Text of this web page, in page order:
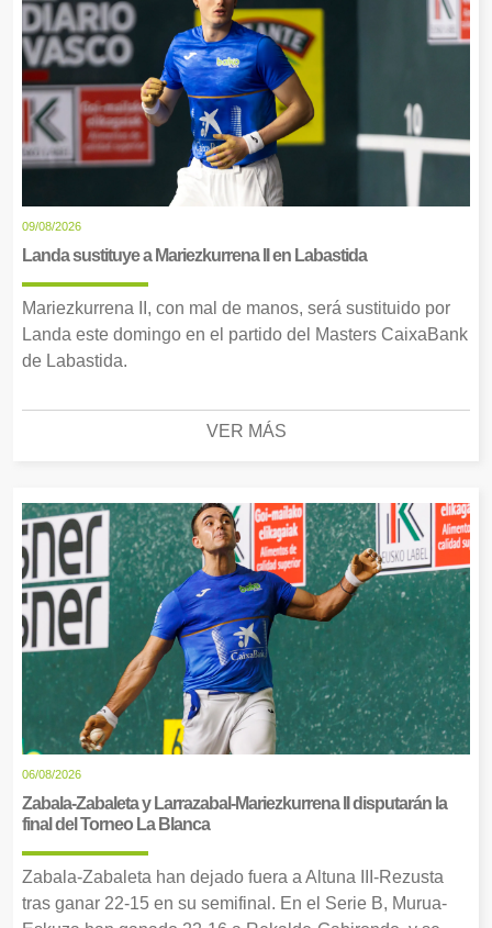
09/08/2026
Landa sustituye a Mariezkurrena II en Labastida
Mariezkurrena II, con mal de manos, será sustituido por
Landa este domingo en el partido del Masters CaixaBank
de Labastida.
VER MÁS
06/08/2026
Zabala-Zabaleta y Larrazabal-Mariezkurrena II disputarán la
final del Torneo La Blanca
Zabala-Zabaleta han dejado fuera a Altuna III-Rezusta
tras ganar 22-15 en su semifinal. En el Serie B, Murua-